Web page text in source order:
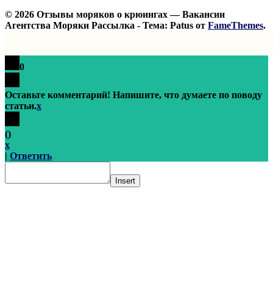
© 2026 Отзывы моряков о крюингах — Вакансии
Агентства Моряки Рассылка - Тема: Patus от FameThemes.
0
Оставьте комментарий! Напишите, что думаете по поводу
статьи.x
()
x
| Ответить
Insert